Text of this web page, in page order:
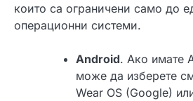
които са ограничени само до
операционни системи.
Android. Ако имате
може да изберете
Wear OS (Google)